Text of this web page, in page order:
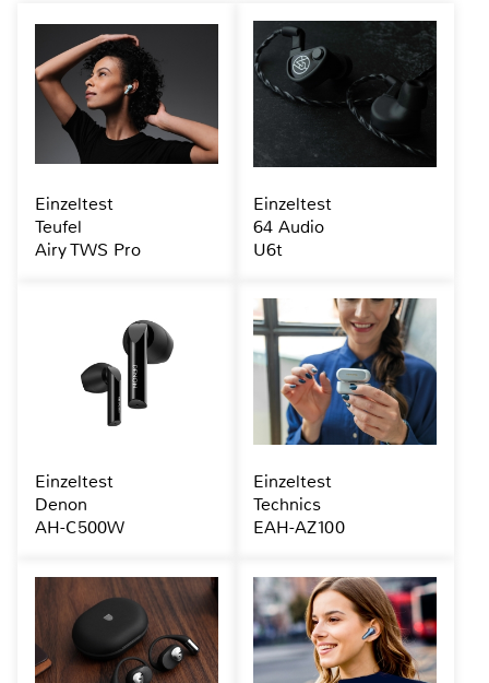
Einzeltest
Teufel
Airy TWS Pro
Einzeltest
64 Audio
U6t
Einzeltest
Denon
AH-C500W
Einzeltest
Technics
EAH-AZ100